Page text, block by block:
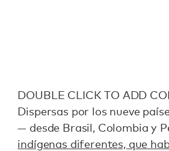
DOUBLE CLICK TO ADD
Dispersas por los nueve
— desde Brasil, Colombia y
indígenas diferentes, que